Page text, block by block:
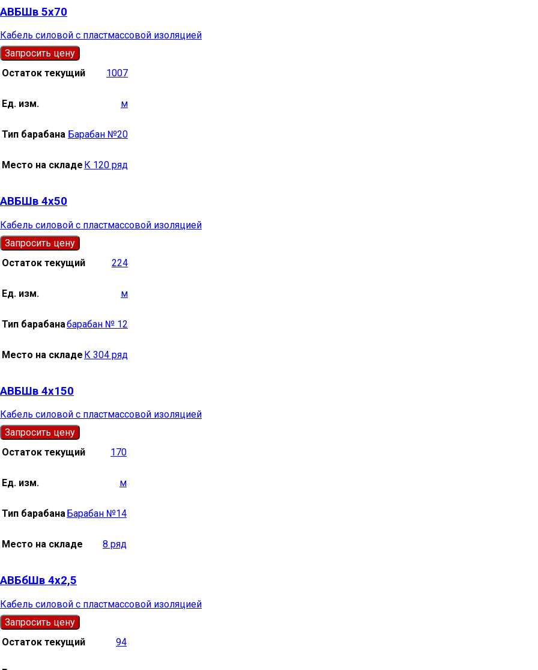
АВБШв 5х70
Кабель силовой с пластмассовой изоляцией
Запросить цену
Остаток текущий
1007
Ед. изм. м
Тип барабана Барабан №20
Место на складе К 120 ряд
АВБШв 4х50
Кабель силовой с пластмассовой изоляцией
Запросить цену
Остаток текущий
224
Ед. изм. м
Тип барабанабарабан № 12
Место на складе К 304 ряд
АВБШв 4х150
Кабель силовой с пластмассовой изоляцией
Запросить цену
Остаток текущий
170
Ед. изм. м
Тип барабана Барабан №14
Место на складе 8 ряд
АВБбШв 4х2,5
Кабель силовой с пластмассовой изоляцией
Запросить цену
Остаток текущий
94